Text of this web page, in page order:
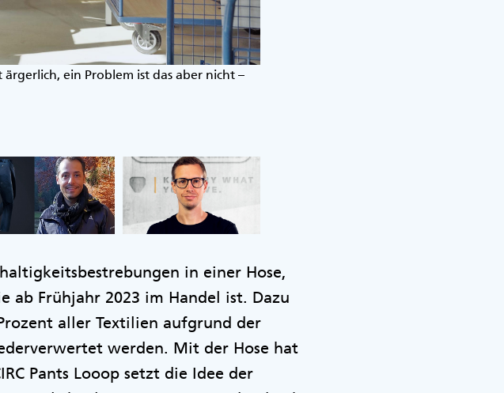
ein Problem ist das aber nicht –
in einer Hose,
ab Frühjahr 2023 im Handel ist. Dazu
aller Textilien aufgrund der
werden. Mit der Hose hat
Pants Looop setzt die Idee der